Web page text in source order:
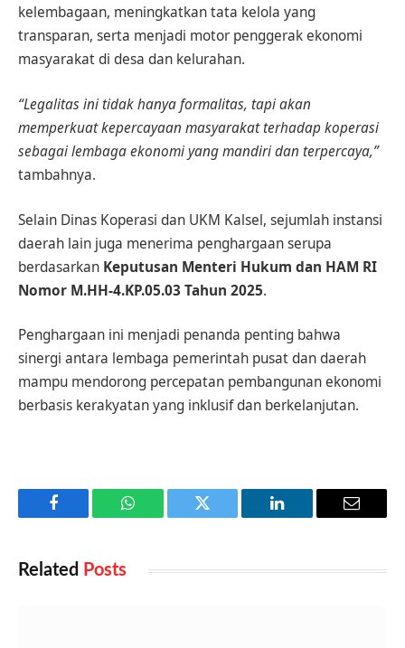
kelembagaan, meningkatkan tata kelola yang
transparan, serta menjadi motor penggerak ekonomi
masyarakat di desa dan kelurahan.
“Legalitas ini tidak hanya formalitas, tapi akan
memperkuat kepercayaan masyarakat terhadap koperasi
sebagai lembaga ekonomi yang mandiri dan terpercaya,”
tambahnya.
Selain Dinas Koperasi dan UKM Kalsel, sejumlah instansi
daerah lain juga menerima penghargaan serupa
berdasarkan Keputusan Menteri Hukum dan HAM RI
Nomor M.HH-4.KP.05.03 Tahun 2025.
Penghargaan ini menjadi penanda penting bahwa
sinergi antara lembaga pemerintah pusat dan daerah
mampu mendorong percepatan pembangunan ekonomi
berbasis kerakyatan yang inklusif dan berkelanjutan.
Facebook WhatsApp Twitter LinkedIn Email
Related Posts